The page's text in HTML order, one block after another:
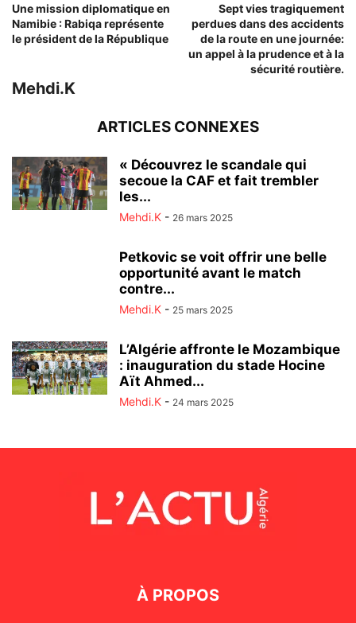
Une mission diplomatique en
Namibie : Rabiqa représente
le président de la République
Sept vies tragiquement
perdues dans des accidents
de la route en une journée:
un appel à la prudence et à la
sécurité routière.
Mehdi.K
ARTICLES CONNEXES
« Découvrez le scandale qui
secoue la CAF et fait trembler
les...
Mehdi.K - 26 mars 2025
Petkovic se voit offrir une belle
opportunité avant le match
contre...
Mehdi.K - 25 mars 2025
L’Algérie affronte le Mozambique
: inauguration du stade Hocine
Aït Ahmed...
Mehdi.K - 24 mars 2025
À PROPOS